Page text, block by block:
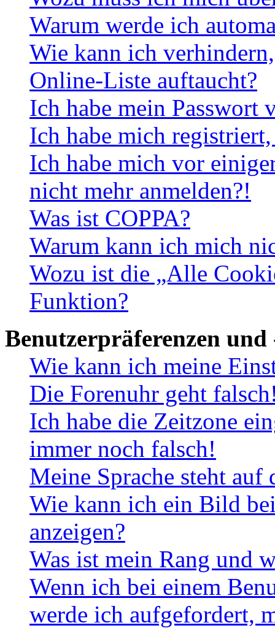
Warum werde ich
Wie kann ich
Online-Liste auftaucht?
Ich habe mein Passwort
Ich habe mich
Ich habe mich vor
nicht mehr anmelden?!
Was ist COPPA?
Warum kann ich mich
Wozu ist die „Alle
Funktion?
Benutzerpräferenzen und
Wie kann ich meine
Die Forenuhr geht
Ich habe die Zeitzone
immer noch falsch!
Meine Sprache steht
Wie kann ich ein Bild
anzeigen?
Was ist mein Rang und
Wenn ich bei einem
werde ich aufgefordert,